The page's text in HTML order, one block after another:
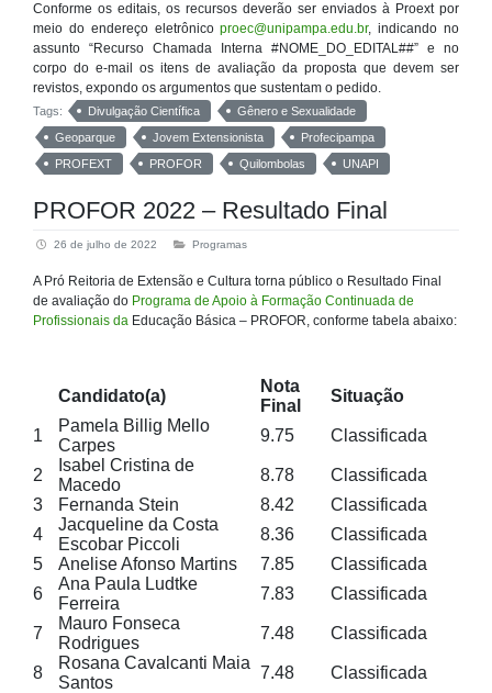
Conforme os editais, os recursos deverão ser enviados à Proext por
meio do endereço eletrônicoproec@unipampa.edu.br, indicando no
assunto “Recurso Chamada Interna #NOME_DO_EDITAL##” e no
corpo do e-mail os itens de avaliação da proposta que devem ser
revistos, expondo os argumentos que sustentam o pedido.
Tags: Divulgação Científica
Gênero e Sexualidade
Geoparque
Jovem Extensionista
Profecipampa
PROFEXT
PROFOR Quilombolas UNAPI
PROFOR 2022 – Resultado Final
26 de julho de 2022 Programas
A Pró Reitoria de Extensão e Cultura torna público o Resultado Final
de avaliação do Programa de Apoio à Formação Continuada de
Profissionais da Educação Básica – PROFOR, conforme tabela abaixo:
Candidato(a)
Nota
Final
Situação
1
Pamela Billig Mello
Carpes
9.75 Classificada
2
Isabel Cristina de
Macedo
8.78
Classificada
3
Fernanda Stein 8.42
Classificada
4
Jacqueline da Costa
Escobar Piccoli
8.36
Classificada
5
Anelise Afonso Martins 7.85
Classificada
6
Ana Paula Ludtke
Ferreira
7.83 Classificada
7
Mauro Fonseca
Rodrigues
7.48 Classificada
8
Rosana Cavalcanti Maia
Santos
7.48 Classificada